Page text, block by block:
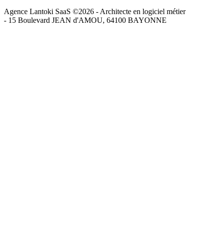
Agence Lantoki SaaS ©2026 - Architecte en logiciel métier
- 15 Boulevard JEAN d'AMOU, 64100 BAYONNE